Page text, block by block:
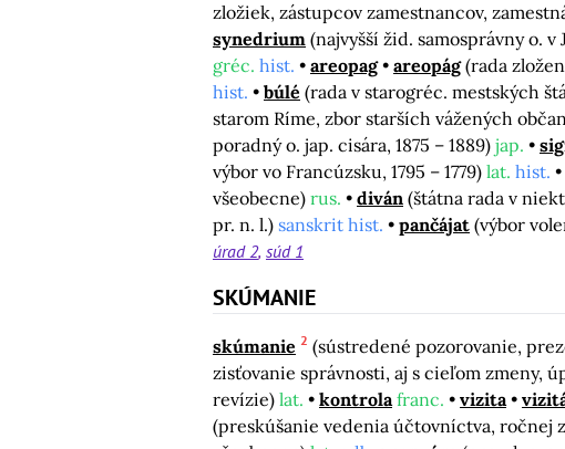
zložiek, zástupcov zamestnancov,
synedrium (najvyšší žid. samosprávny o. v
gréc. hist. areopag areopág (rada
hist.
búlé (rada v starogréc. mestských
starom Ríme, zbor starších vážených
poradný o. jap. cisára, 1875 – 1889) jap.
výbor vo Francúzsku, 1795 – 1779) lat. hist.
všeobecne) rus. diván (štátna rada v
pr. n. l.) sanskrit hist. pančájat (výbor
úrad 2 súd 1
SKÚMANIE
skúmanie 2 (sústredené pozorovanie,
zisťovanie správnosti, aj s cieľom zmeny,
revízie) lat. kontrola franc. vizita
(preskúšanie vedenia účtovníctva, ročnej